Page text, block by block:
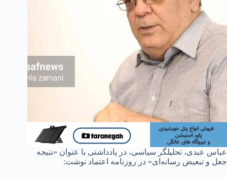
عباس عبدی، تحلیلگر سیاسی، در یادداشتی با عنوان «نتیجه
جعل و تبعیض رسانه‌ای» در روزنامه اعتماد نوشت: